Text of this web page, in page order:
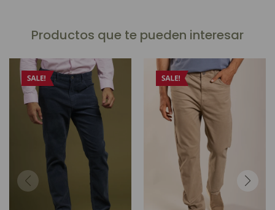
Productos que te pueden interesar